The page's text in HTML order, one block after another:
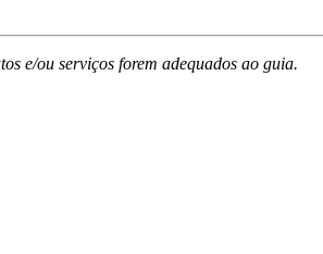
e/ou serviços forem adequados ao guia.